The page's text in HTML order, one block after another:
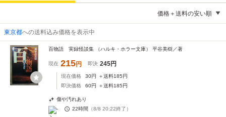
価格＋送料の安い順
東京都への送料込み価格を表示中
百物語 実録怪談集 （ハルキ・ホラー文庫） 平谷美樹／著
現在 215円 即決 245円
現在価格 30円 ＋送料185円
即決価格
60円 ＋送料185円
傷や汚れあり
-
22時間 （8/8 20:22終了）